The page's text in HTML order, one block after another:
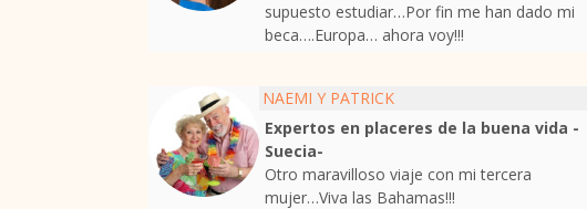
supuesto estudiar…Por fin me han dado mi
beca….Europa… ahora voy!!!
NAEMI Y PATRICK
Expertos en placeres de la buena vida -
Suecia-
Otro maravilloso viaje con mi tercera
mujer…Viva las Bahamas!!!